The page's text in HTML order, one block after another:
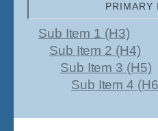
PRIMARY
Sub Item 1 (H3)
Sub Item 2 (H4)
Sub Item 3 (H5)
Sub Item 4